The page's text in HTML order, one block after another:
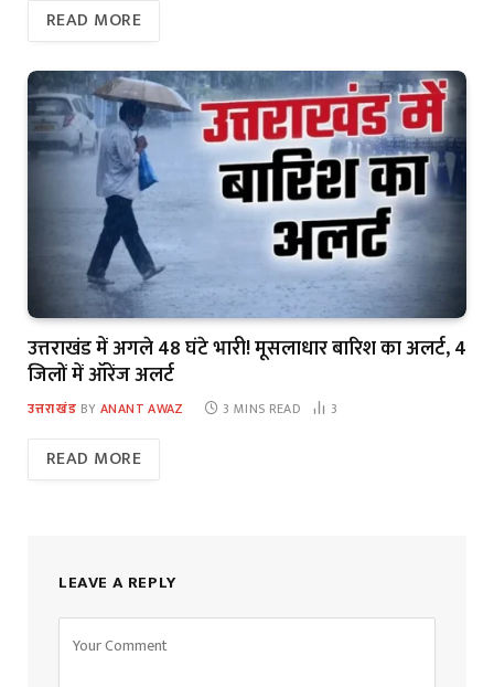
READ MORE
उत्तराखंड में अगले 48 घंटे भारी! मूसलाधार बारिश का अलर्ट, 4
जिलों में ऑरेंज अलर्ट
उत्तराखंड BY ANANT AWAZ 3 MINS READ 3
READ MORE
LEAVE A REPLY